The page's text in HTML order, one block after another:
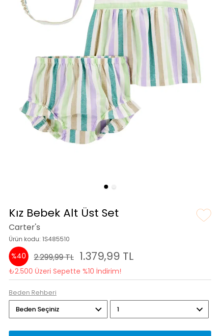
Kız Bebek Alt Üst Set
Carter's
Ürün kodu: 1S485510
%40 2.299,99 TL 1.379,99 TL
₺2.500 Üzeri Sepette %10 İndirim!
Beden Rehberi